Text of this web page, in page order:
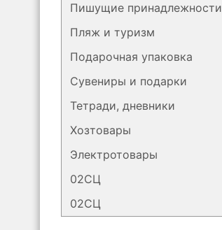
Пишущие принадлежности
Пляж и туризм
Подарочная упаковка
Сувениры и подарки
Тетради, дневники
Хозтовары
Электротовары
02СЦ
02СЦ